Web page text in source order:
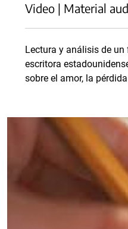
Video | Material
Lectura y análisis de
escritora
sobre el amor, la